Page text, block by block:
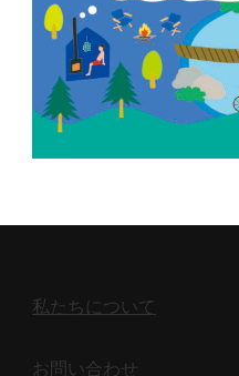
私たちについて
お問い合わせ